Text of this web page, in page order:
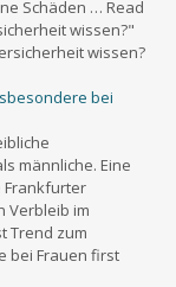
Schäden … Read
wissen?"
wissen?
bei
männliche. Eine
Frankfurter
Verbleib im
Trend zum
bei Frauen first